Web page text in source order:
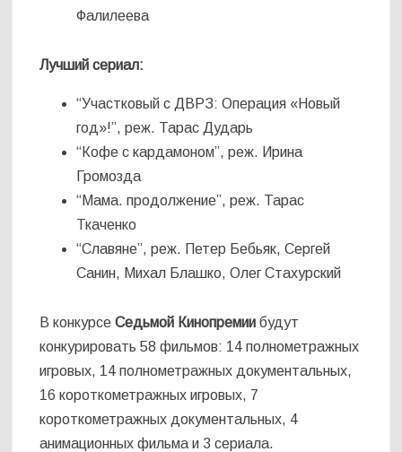
Фалилеева
Лучший сериал:
“Участковый с ДВРЗ: Операция «Новый
год»!”, реж. Тарас Дударь
“Кофе с кардамоном”, реж. Ирина
Громозда
“Мама. продолжение”, реж. Тарас
Ткаченко
“Славяне”, реж. Петер Бебьяк, Сергей
Санин, Михал Блашко, Олег Стахурский
В конкурсеСедьмой Кинопремии будут
конкурировать 58 фильмов: 14 полнометражных
игровых, 14 полнометражных документальных,
16 короткометражных игровых, 7
короткометражных документальных, 4
анимационных фильма и 3 сериала.